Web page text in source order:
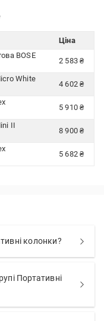
Ціна
BOSE
2 583 ₴
White
4 602 ₴
5 910 ₴
II
8 900 ₴
5 682 ₴
колонки?
Портативні